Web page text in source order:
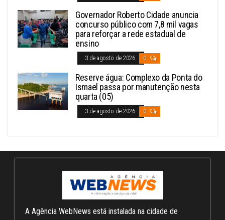
Governador Roberto Cidade anuncia
concurso público com 7,8 mil vagas
para reforçar a rede estadual de
ensino
3 de agosto de 2026 0
Reserve água: Complexo da Ponta do
Ismael passa por manutenção nesta
quarta (05)
3 de agosto de 2026 0
A Agência WebNews está instalada na cidade de